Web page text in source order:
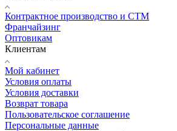
Контрактное производство и СТМ
Франчайзинг
Оптовикам
Клиентам
Мой кабинет
Условия оплаты
Условия доставки
Возврат товара
Пользовательское соглашение
Персональные данные